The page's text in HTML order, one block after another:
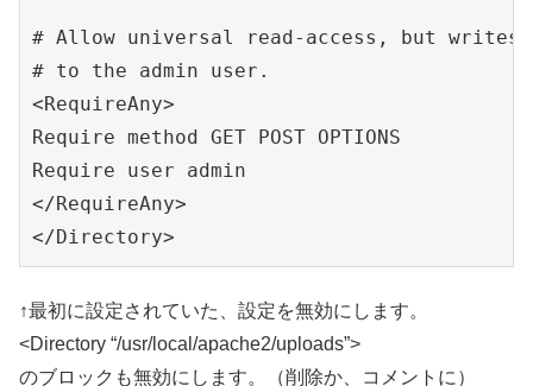
# Allow universal read-access, but
# to the admin user.
<RequireAny>
Require method GET POST OPTIONS
Require user admin
</RequireAny>
</Directory>
↑最初に設定されていた、設定を無効にします。
<Directory “/usr/local/apache2/uploads”>
のブロックも無効にします。（削除か、コメントに）